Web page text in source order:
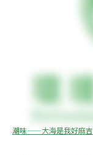
潮味——大海是我好麻吉